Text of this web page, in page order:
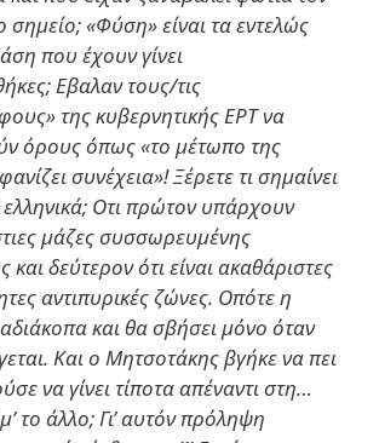
σημείο; «Φύση» είναι τα εντελώς
που έχουν γίνει
Εβαλαν τους/τις
της κυβερνητικής ΕΡΤ να
όρους όπως «το μέτωπο της
συνέχεια»! Ξέρετε τι σημαίνει
Οτι πρώτον υπάρχουν
μάζες συσσωρευμένης
και δεύτερον ότι είναι ακαθάριστες
αντιπυρικές ζώνες. Οπότε η
και θα σβήσει μόνο όταν
Και ο Μητσοτάκης βγήκε να πει
να γίνει τίποτα απέναντι στη…
το άλλο; Γι’ αυτόν πρόληψη